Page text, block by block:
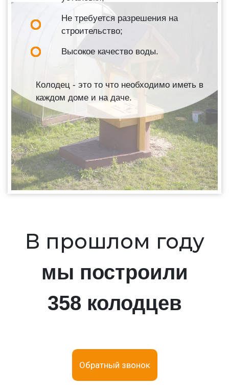
Не требуется разрешения на
строительство;
Высокое качество воды.
Колодец - это то что необходимо иметь в
каждом доме и на даче.
В прошлом году
мы построили
358 колодцев
Обратный звонок